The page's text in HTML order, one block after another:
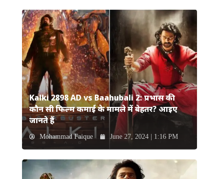
Kalki 2898 AD vs Baahubali 2: प्रभास की
कौन सी फिल्म कमाई के मामले में बेहतर? आइए
जानते हैं
Mohammad Faique June 27, 2024 | 1:16 PM